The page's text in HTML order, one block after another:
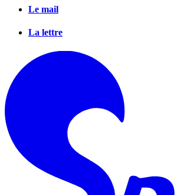
Le mail
La lettre